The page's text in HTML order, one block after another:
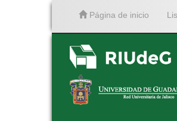
Página de inicio